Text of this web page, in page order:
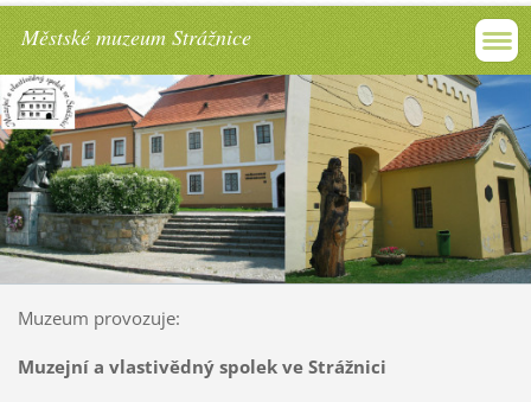
Městské muzeum Strážnice
Muzeum provozuje:
Muzejní a vlastivědný spolek ve Strážnici